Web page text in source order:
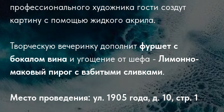
профессионального художника гости создут
картину с помощью жидкого акрила.
Творческую вечеринку дополнитфуршет с
бокалом вина и угощение от шефа - Лимонно-
маковый пирог с взбитыми сливками.
Место проведения: ул. 1905 года, д. 10, стр. 1